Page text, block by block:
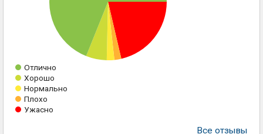
Отлично
Хорошо
Нормально
Плохо
Ужасно
Все отзывы